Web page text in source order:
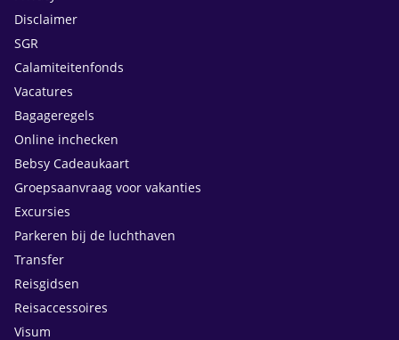
Disclaimer
SGR
Calamiteitenfonds
Vacatures
Bagageregels
Online inchecken
Bebsy Cadeaukaart
Groepsaanvraag voor vakanties
Excursies
Parkeren bij de luchthaven
Transfer
Reisgidsen
Reisaccessoires
Visum